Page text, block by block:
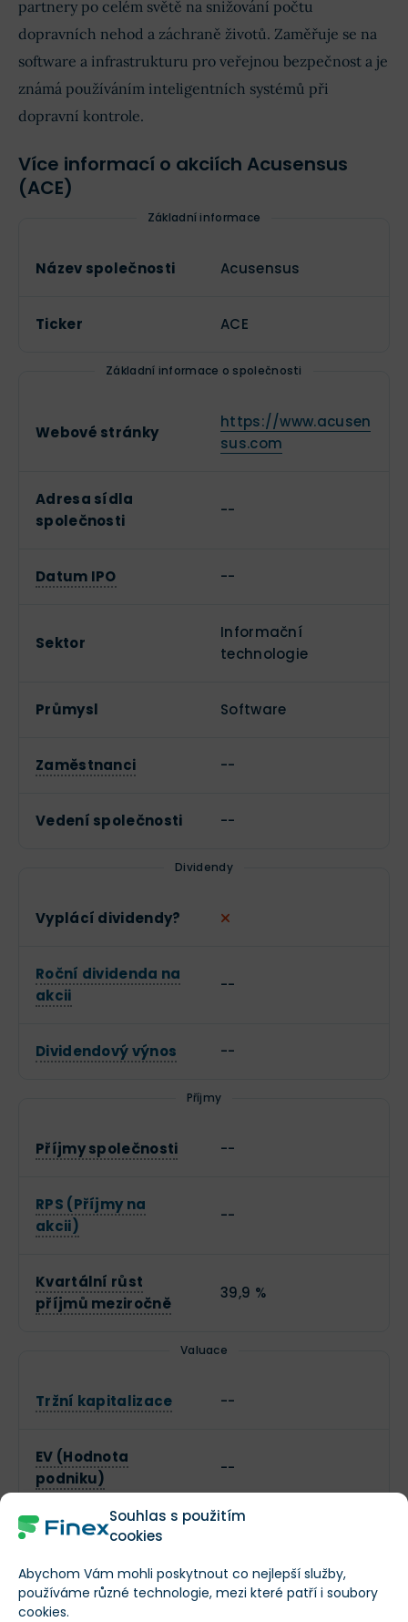
Souhlas s použitím
cookies
Abychom Vám mohli poskytnout co nejlepší služby,
používáme různé technologie, mezi které patří i soubory
cookies.
partnery po celém světě na snižování počtu
dopravních nehod a záchraně životů. Zaměřuje se na
software a infrastrukturu pro veřejnou bezpečnost a je
známá používáním inteligentních systémů při
dopravní kontrole.
Více informací o akciích Acusensus
(ACE)
Základní informace
Název společnosti Acusensus
Ticker ACE
Základní informace o společnosti
Webové stránky
https://www.acusen
sus.com
Adresa sídla
společnosti
--
Datum IPO --
Sektor
Informační
technologie
Průmysl Software
Zaměstnanci --
Vedení společnosti --
Dividendy
Vyplácí dividendy?
Roční dividenda na
akcii
--
Dividendový výnos --
Příjmy
Příjmy společnosti --
RPS (Příjmy na
akcii)
--
Kvartální růst
příjmů meziročně
39,9 %
Valuace
Tržní kapitalizace --
EV (Hodnota
podniku)
--
P/B (Cena k účetní
P/E (Cena k zisku)